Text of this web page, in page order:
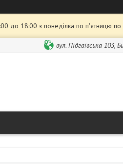
до 18:00 з понеділка по п'ятницю
вул. Підгаївська 103,